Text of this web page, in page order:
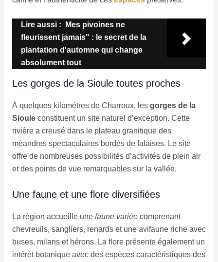
Lire aussi :
Mes pivoines ne
fleurissent jamais" : le secret de la
plantation d'automne qui change
absolument tout
Les gorges de la Sioule toutes proches
À quelques kilomètres de Charroux, les gorges de la
Siouleconstituent un site naturel d’exception. Cette
rivière a creusé dans le plateau granitique des
méandres spectaculaires bordés de falaises. Le site
offre de nombreuses possibilités d’activités de plein air
et des points de vue remarquables sur la vallée.
Une faune et une flore diversifiées
La région accueille une faune variéecomprenant
chevreuils, sangliers, renards et une avifaune riche avec
buses, milans et hérons. La flore présente également un
intérêt botanique avec des espèces caractéristiques des